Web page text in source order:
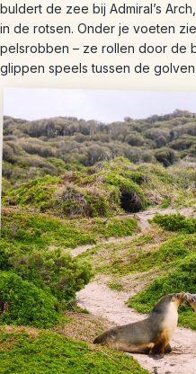
buldert de zee bij Admiral’s
in de rotsen. Onder je voeten
pelsrobben – ze rollen door de
glippen speels tussen de